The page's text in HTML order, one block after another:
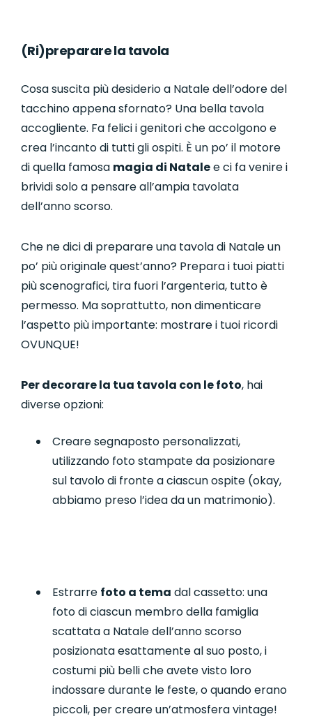
(Ri)preparare la tavola
Cosa suscita più desiderio a Natale dell’odore del
tacchino appena sfornato? Una bella tavola
accogliente. Fa felici i genitori che accolgono e
crea l’incanto di tutti gli ospiti. È un po’ il motore
di quella famosa magia di Natalee ci fa venire i
brividi solo a pensare all’ampia tavolata
dell’anno scorso.
Che ne dici di preparare una tavola di Natale un
po’ più originale quest’anno? Prepara i tuoi piatti
più scenografici, tira fuori l’argenteria, tutto è
permesso. Ma soprattutto, non dimenticare
l’aspetto più importante: mostrare i tuoi ricordi
OVUNQUE!
Per decorare la tua tavola con le foto, hai
diverse opzioni:
Creare segnaposto personalizzati,
utilizzando foto stampate da posizionare
sul tavolo di fronte a ciascun ospite (okay,
abbiamo preso l’idea da un matrimonio).
Estrarre foto a tema dal cassetto: una
foto di ciascun membro della famiglia
scattata a Natale dell’anno scorso
posizionata esattamente al suo posto, i
costumi più belli che avete visto loro
indossare durante le feste, o quando erano
piccoli, per creare un’atmosfera vintage!